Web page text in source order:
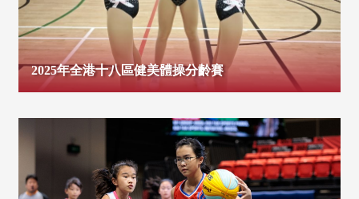
2025年全港十八區健美體操分齡賽